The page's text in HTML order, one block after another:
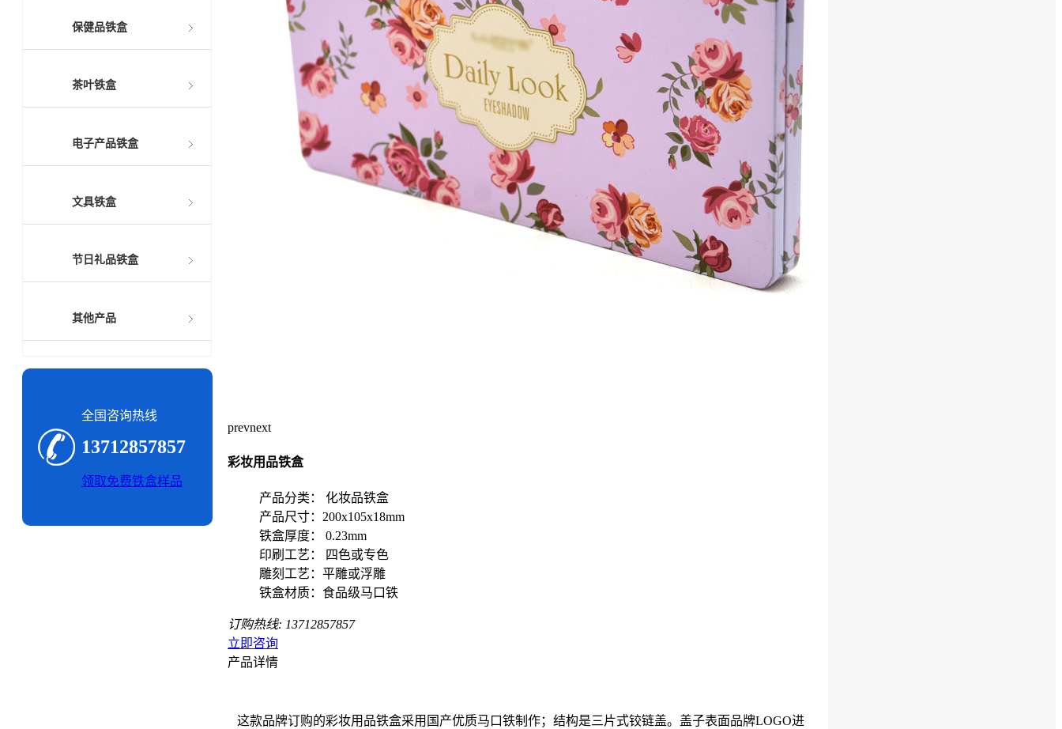
prevnext
彩妆用品铁盒
产品分类： 化妆品铁盒
产品尺寸：200x105x18mm
铁盒厚度： 0.23mm
印刷工艺： 四色或专色
雕刻工艺：平雕或浮雕
铁盒材质：食品级马口铁
订购热线: 13712857857
立即咨询
产品详情
这款品牌订购的彩妆用品铁盒采用国产优质马口铁制作；结构是三片式铰链盖。盖子表面品牌LOGO进
保健品铁盒
茶叶铁盒
电子产品铁盒
文具铁盒
节日礼品铁盒
其他产品
全国咨询热线
13712857857
领取免费铁盒样品